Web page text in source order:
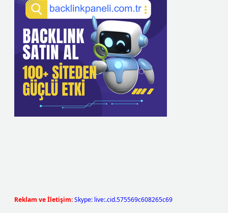
Reklam ve İletişim:Skype: live:.cid.575569c608265c69